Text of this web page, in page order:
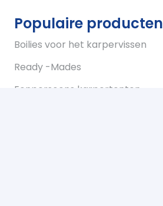
Populaire producten
Boilies voor het karpervissen
Ready -Mades
Eenpersoons karpertenten